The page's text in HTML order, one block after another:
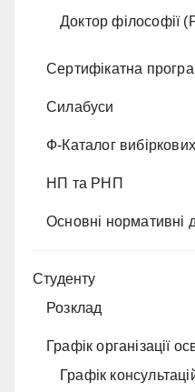
Доктор філософії
Сертифікатна
Силабуси
Ф-Каталог
НП та РНП
Основні нормативні
Студенту
Розклад
Графік організації
Графік